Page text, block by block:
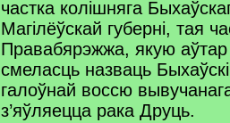
частка колішняга
Магілёўскай губерні, тая
Правабярэжжа, якую аўтар
смеласць назваць
галоўнай воссю
з’яўляецца рака Друць.